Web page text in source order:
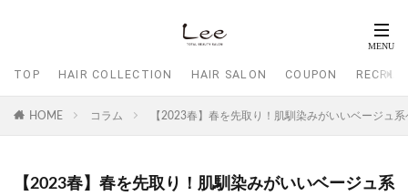
TOP HAIR COLLECTION HAIR SALON COUPON
HOME コラム 【2023春】春を先取り！肌馴染みがいいベージュ
【2023春】春を先取り！肌馴染みがいいベージュ系